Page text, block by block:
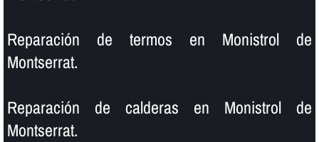
Reparación de termos en Monistrol de
Montserrat.
Reparación de calderas en Monistrol de
Montserrat.